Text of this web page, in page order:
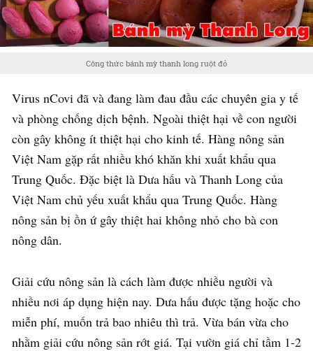
Công thức bánh mỳ thanh long ruột đỏ
Virus nCovi đã và đang làm đau đầu các chuyên gia y tế
và phòng chống dịch bệnh. Ngoài thiệt hại về con người
còn gây không ít thiệt hại cho kinh tế. Hàng nông sản
Việt Nam gặp rất nhiều khó khăn khi xuất khẩu qua
Trung Quốc. Đặc biệt là Dưa hấu và Thanh Long của
Việt Nam chủ yếu xuất khẩu qua Trung Quốc. Hàng
nông sản bị ồn ứ gây thiệt hai không nhỏ cho bà con
nông dân.
Giải cứu nông sản là cách làm được nhiều người và
nhiều nơi áp dụng hiện nay. Dưa hấu được tặng hoặc cho
miễn phí, muốn trả bao nhiêu thì trả. Vừa bán vừa cho
nhằm giải cứu nông sản rớt giá. Tại vườn giá chỉ tầm 1-2